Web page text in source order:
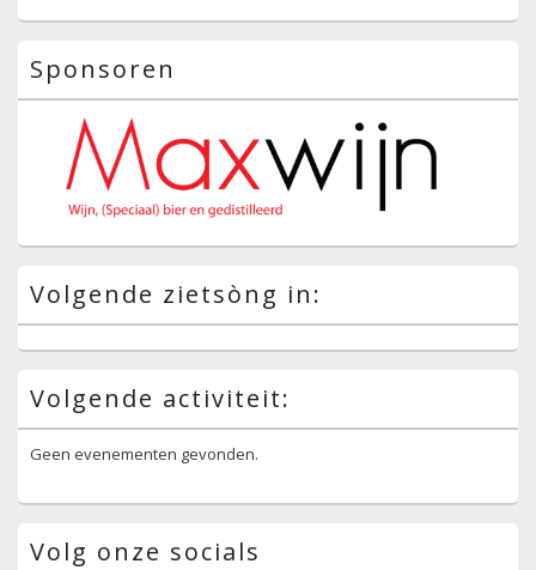
Sponsoren
Volgende zietsòng in:
Volgende activiteit:
Geen evenementen gevonden.
Volg onze socials